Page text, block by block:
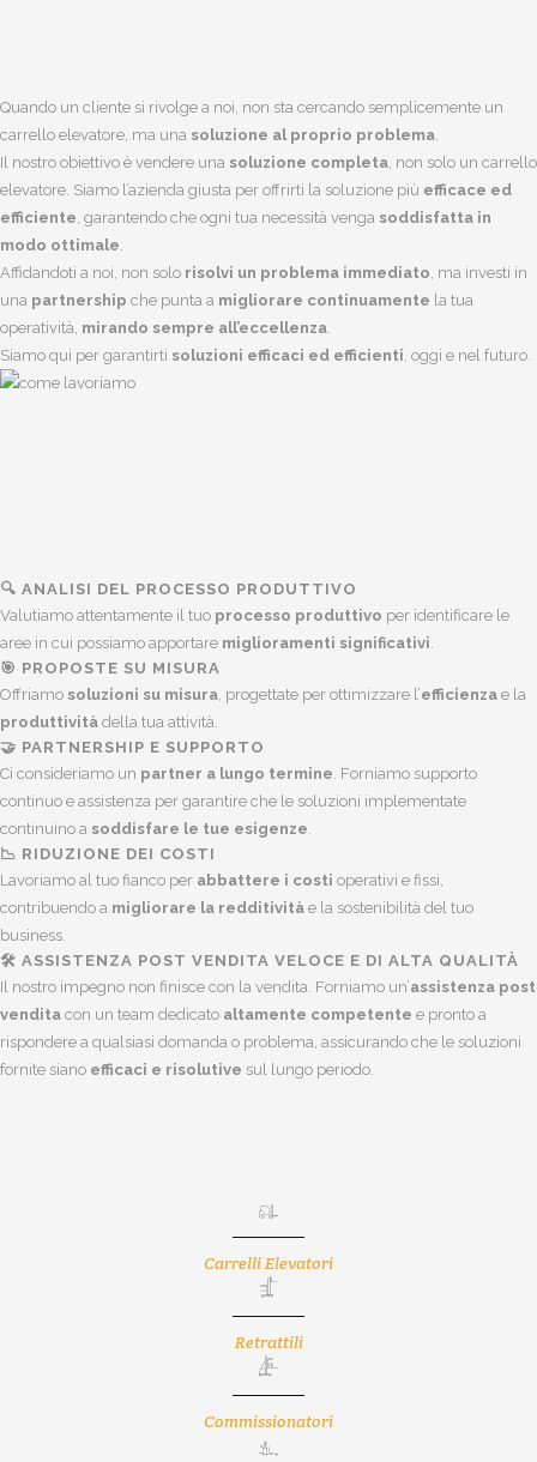
Quando un cliente si rivolge a noi, non sta cercando semplicemente un
carrello elevatore, ma una soluzione al proprio problema.
Il nostro obiettivo è vendere una soluzione completa, non solo un carrello
elevatore. Siamo l’azienda giusta per offrirti la soluzione più efficace ed
efficiente, garantendo che ogni tua necessità venga soddisfatta in
modo ottimale.
Affidandoti a noi, non solo risolvi un problema immediato, ma investi in
una partnership che punta a migliorare continuamente la tua
operatività, mirando sempre all’eccellenza.
Siamo qui per garantirti soluzioni efficaci ed efficienti, oggi e nel futuro.
🔍 ANALISI DEL PROCESSO PRODUTTIVO
Valutiamo attentamente il tuo processo produttivo per identificare le
aree in cui possiamo apportare miglioramenti significativi.
🎯 PROPOSTE SU MISURA
Offriamo soluzioni su misura, progettate per ottimizzare l’efficienza e la
produttività della tua attività.
🤝 PARTNERSHIP E SUPPORTO
Ci consideriamo un partner a lungo termine. Forniamo supporto
continuo e assistenza per garantire che le soluzioni implementate
continuino a soddisfare le tue esigenze.
📉 RIDUZIONE DEI COSTI
Lavoriamo al tuo fianco per abbattere i costi operativi e fissi,
contribuendo a migliorare la redditività e la sostenibilità del tuo
business.
🛠️ ASSISTENZA POST VENDITA VELOCE E DI ALTA QUALITÀ
Il nostro impegno non finisce con la vendita. Forniamo un’assistenza post
vendita con un team dedicato altamente competente e pronto a
rispondere a qualsiasi domanda o problema, assicurando che le soluzioni
fornite siano efficaci e risolutive sul lungo periodo.
Carrelli Elevatori
Retrattili
Commissionatori